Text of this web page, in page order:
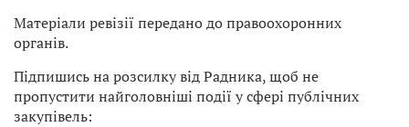
Матеріали ревізії передано до правоохоронних
органів.
Підпишись на розсилку від Радника, щоб не
пропустити найголовніші події у сфері публічних
закупівель: